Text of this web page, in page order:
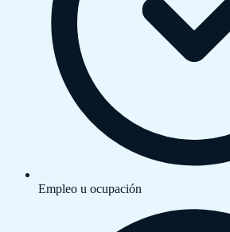
Empleo u ocupación